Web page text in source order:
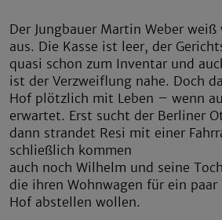
Der Jungbauer Martin Weber weiß
aus. Die Kasse ist leer, der
quasi schon zum Inventar und
ist der Verzweiflung nahe. Doch
Hof plötzlich mit Leben – wenn
erwartet. Erst sucht der Berliner
dann strandet Resi mit einer
schließlich kommen
auch noch Wilhelm und seine
die ihren Wohnwagen für ein paar
Hof abstellen wollen.